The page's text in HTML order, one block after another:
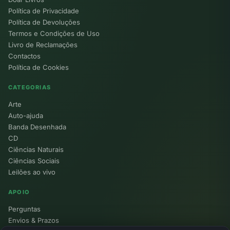
Política de Privacidade
Política de Devoluções
Termos e Condições de Uso
Livro de Reclamações
Contactos
Política de Cookies
CATEGORIAS
Arte
Auto-ajuda
Banda Desenhada
CD
Ciências Naturais
Ciências Sociais
Leilões ao vivo
APOIO
Perguntas
Envios & Prazos